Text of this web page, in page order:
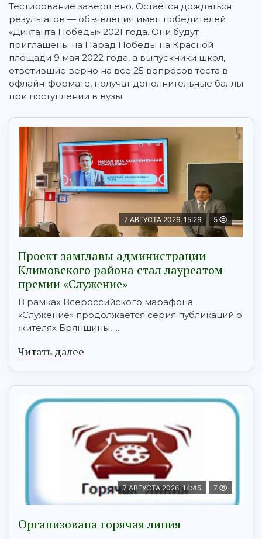
Тестирование завершено. Остаётся дождаться
результатов — объявления имён победителей
«Диктанта Победы» 2021 года. Они будут
приглашены на Парад Победы на Красной
площади 9 мая 2022 года, а выпускники школ,
ответившие верно на все 25 вопросов теста в
офлайн-формате, получат дополнительные баллы
при поступлении в вузы.
7 АВГУСТА 2026, 15:26 5
Проект замглавы администрации
Климовского района стал лауреатом
премии «Служение»
В рамках Всероссийского марафона
«Служение» продолжается серия публикаций о
жителях Брянщины, ...
Читать далее
7 АВГУСТА 2026, 14:45 7
Организована горячая линия